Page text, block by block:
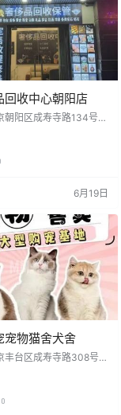
回收中心朝阳店
朝阳区成寿寺路134号院
服QQ： 营业时间：周一
24:00 商家印象：店
钻石黄金、珠宝首饰全
不会刻意压价。报价同
市场行情，全程无鉴
形扣费，鉴定完毕当场
也支持预约上门收品。…
6月19日
宠物猫舍犬舍
丰台区成寿寺路308号
间：周一至周日 00:00-
印象：北京云宠宠物猫
分区清晰，猫舍犬舍独
0